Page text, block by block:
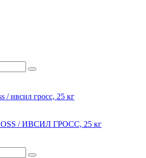
/ ИВСИЛ ГРОСС, 25 кг